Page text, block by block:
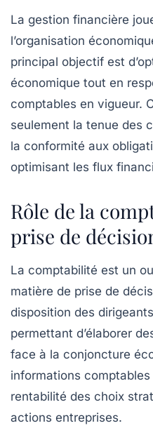
La gestion financière
l’organisation
principal objectif est
économique tout en
comptables en vigueur.
seulement la tenue des
la conformité aux
optimisant les flux
Rôle de la
prise de
La comptabilité est un
matière de prise de
disposition des dirigeants
permettant d’élaborer
face à la conjoncture
informations
rentabilité des choix
actions entreprises.